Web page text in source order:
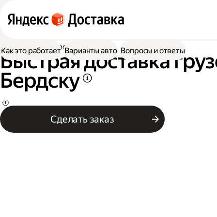
Доставка Грузоперевозки
Быстрая доставка
Бердску
Сделать заказ
Как это работает Варианты авто Вопросы и ответы